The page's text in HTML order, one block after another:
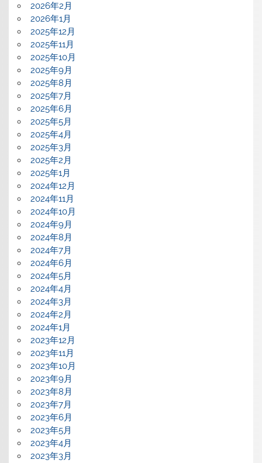
2026年2月
2026年1月
2025年12月
2025年11月
2025年10月
2025年9月
2025年8月
2025年7月
2025年6月
2025年5月
2025年4月
2025年3月
2025年2月
2025年1月
2024年12月
2024年11月
2024年10月
2024年9月
2024年8月
2024年7月
2024年6月
2024年5月
2024年4月
2024年3月
2024年2月
2024年1月
2023年12月
2023年11月
2023年10月
2023年9月
2023年8月
2023年7月
2023年6月
2023年5月
2023年4月
2023年3月